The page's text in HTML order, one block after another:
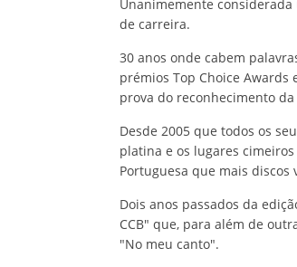
Unanimemente considerada
de carreira.
30 anos onde cabem
prémios Top Choice
prova do reconhecimento
Desde 2005 que todos os
platina e os lugares
Portuguesa que mais discos
Dois anos passados da
CCB" que, para além de
"No meu canto".